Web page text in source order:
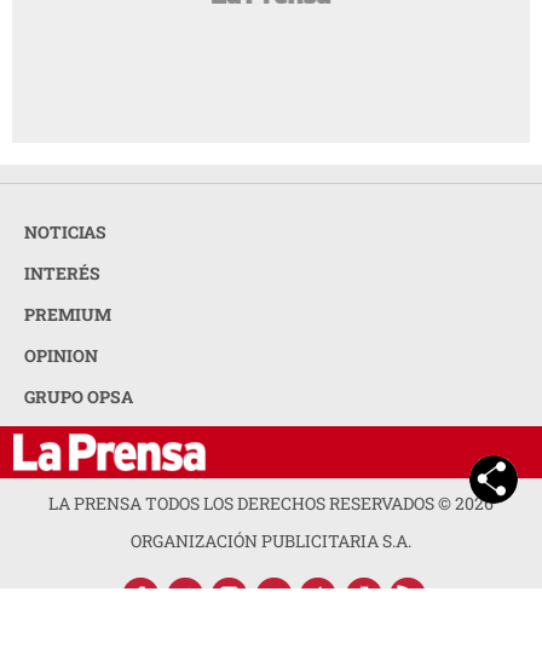
NOTICIAS
INTERÉS
PREMIUM
OPINION
GRUPO OPSA
LA PRENSA TODOS LOS DERECHOS RESERVADOS ©2026
ORGANIZACIÓN PUBLICITARIA S.A.